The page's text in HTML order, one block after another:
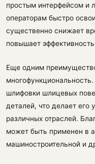
простым интерфейсом и
операторам быстро
существенно снижает
повышает
Еще одним
шлифовки шлицевых
деталей, что делает
различных отраслей.
может быть применен в
машиностроительной и